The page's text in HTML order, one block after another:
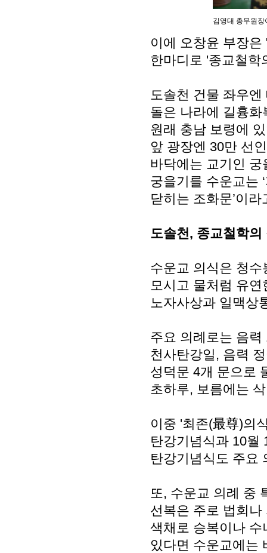
김영대 총무원
이에 오창윤 부장
한마디로 '종교철학
도솔천 건물 좌우
돌은 나라에 길흉
원래 충남 보령에
앞 광장엔 30만 선
바닥에는 교기인
궁을기를 수운교는
닫히는 조화문’이
도솔천, 종교철학의
수운교 의식은 청
모시고 물처럼 유
노자사상과 일맥상
주요 의례로는 음
천사탄강일, 음력
성덕문 4개 문으로
초하루, 보름에는
이중 '최존(最尊)의
탄강기념식과 10월
탄강기념식도 주요
또, 수운교 의례 중
선복은 주로 법회
색채로 승복이나
있다면 수운교에는